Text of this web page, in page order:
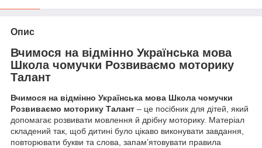
Опис
Вчимося на відмінно Українська мова
Школа чомучки Розвиваємо моторику
Талант
Вчимося на відмінно Українська мова Школа чомучки
Розвиваємо моторику Талант – це посібник для дітей, який
допомагає розвивати мовлення й дрібну моторику. Матеріал
складений так, щоб дитині було цікаво виконувати завдання,
повторювати букви та слова, запам’ятовувати правила